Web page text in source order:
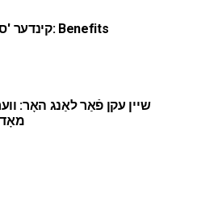
קינדער 'ס מעטאַל בעדז: Benefits
שיין עקן פֿאַר לאַנג האָר: